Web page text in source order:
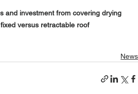
and investment from covering drying
versus retractable roof
News